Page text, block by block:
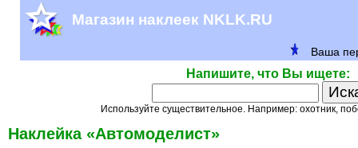
Магазин наклеек NKLK.RU
Напишите, что Вы ищете:
Используйте существительное. Например: охотник,
Наклейка «Автомоделист»